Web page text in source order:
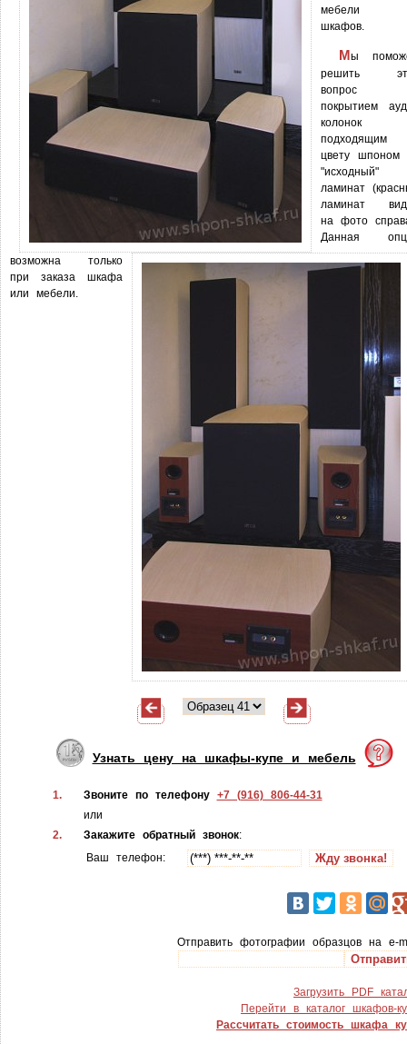
мебели
шкафов.
Мы
решить
вопрос
покрытием
колонок
подходящим
цвету шпоном
"исходный"
ламинат
ламинат
на фото
Данная
возможна только
при заказа шкафа
или мебели.
Узнать цену на шкафы-купе и мебель
1. Звоните по телефону +7 (916) 806-44-31
или
2.
Закажите обратный звонок:
Ваш телефон:
Отправить фотографии образцов на e-
Загрузить PDF
Перейти в каталог шкафов-
Рассчитать стоимость шкафа